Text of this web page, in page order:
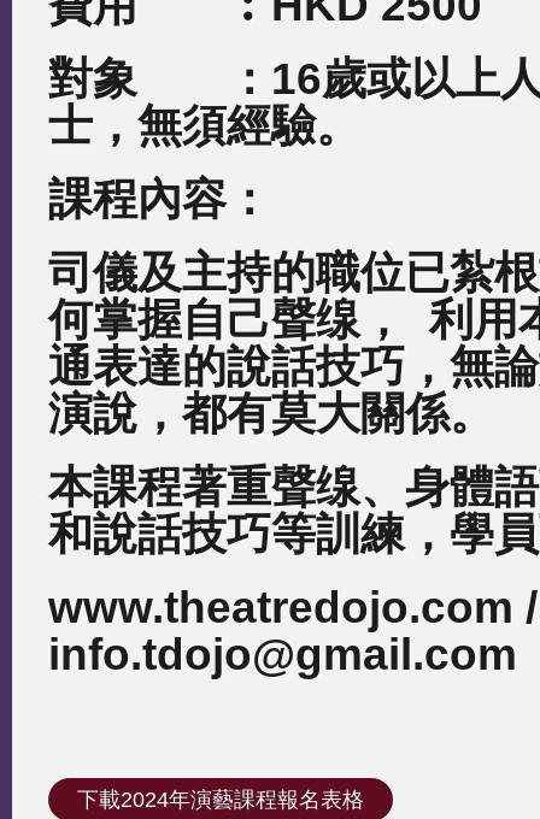
對象 ： 16歲或以上
士，無須經驗。
課程內容：
司儀及主持的職位已紮
何掌握自己聲缐，
利用
通表達的說話技巧，無
演說，都有莫大關係。
本課程著重聲缐、身體
和說話技巧等訓練，學
www.theatredojo.com
info.tdojo@gmail.com
下載2024年演藝課程報名表格